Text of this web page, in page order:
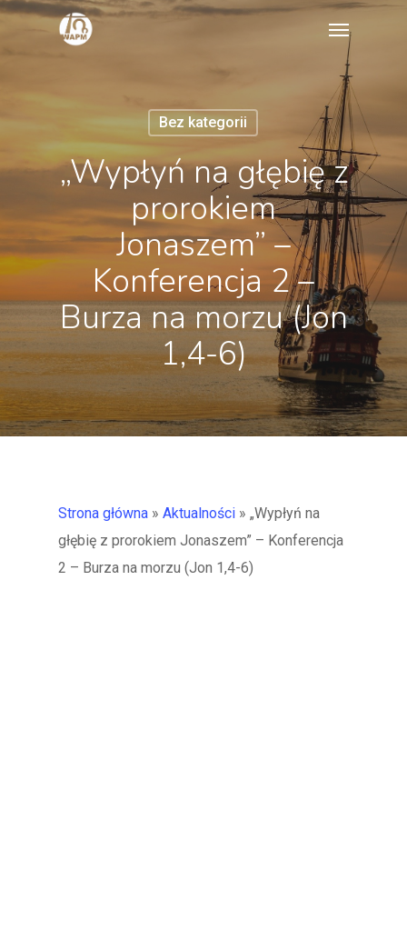
Skip
Bez kategorii
„Wypłyń na głębię z
prorokiem
Jonaszem” –
Konferencja 2 –
Burza na morzu (Jon
1,4-6)
Strona główna » Aktualności » „Wypłyń na
głębię z prorokiem Jonaszem” – Konferencja
2 – Burza na morzu (Jon 1,4-6)